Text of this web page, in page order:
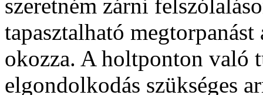
szeretném zárni
tapasztalható
okozza. A holtponton való
elgondolkodás szükséges